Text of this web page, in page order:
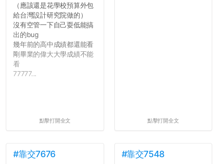
（應該還是花學校預算外包
給台灣設計研究院做的）
沒有空管一下自己耍低能搞
出的bug
幾年前的高中成績都還能看
剛畢業的偉大大學成績不能
看
77777...
點擊打開全文 點擊打開全文
#靠交7676 #靠交7548